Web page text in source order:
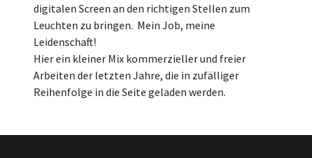
digitalen Screen an den richtigen Stellen zum
Leuchten zu bringen. Mein Job, meine
Leidenschaft!
Hier ein kleiner Mix kommerzieller und freier
Arbeiten der letzten Jahre, die in zufälliger
Reihenfolge in die Seite geladen werden.